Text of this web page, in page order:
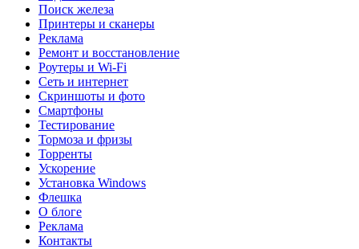
Поиск железа
Принтеры и сканеры
Реклама
Ремонт и восстановление
Роутеры и Wi-Fi
Сеть и интернет
Скриншоты и фото
Смартфоны
Тестирование
Тормоза и фризы
Торренты
Ускорение
Установка Windows
Флешка
О блоге
Реклама
Контакты